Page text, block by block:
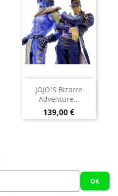
JOJO'S Bizarre
Adventure...
Prix
139,00 €